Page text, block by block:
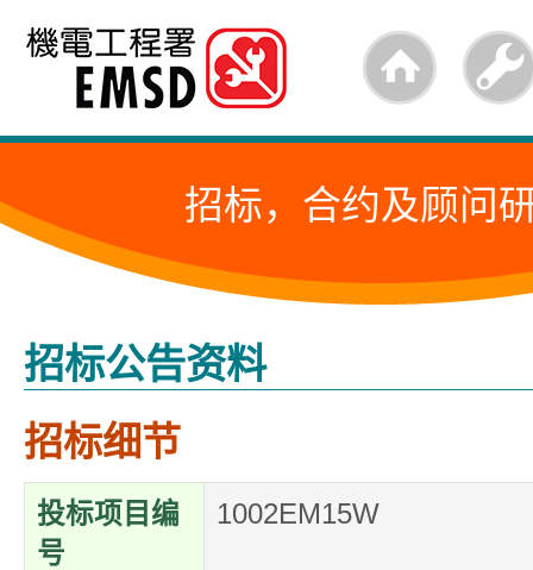
跳
内
的
始
招标，合约及顾问
招标公告资料
招标细节
投标项目编
号
1002EM15W